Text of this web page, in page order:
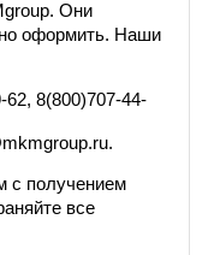
Они
оформить. Наши
8(800)707-44-
с получением
все